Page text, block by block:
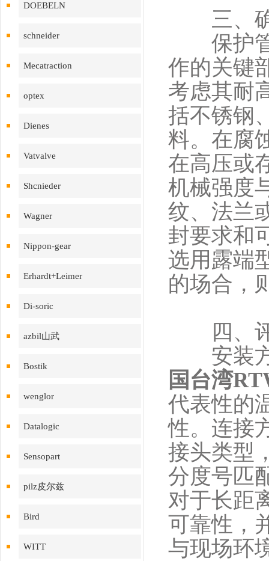
DOEBELN
schneider
Mecatraction
optex
Dienes
Vatvalve
Shcnieder
Wagner
Nippon-gear
Erhardt+Leimer
Di-soric
azbil山武
Bostik
wenglor
Datalogic
Sensopart
pilz皮尔兹
Bird
WITT
三、确
保护管
作的关键
考虑其耐
括不锈钢
料。在腐
在高压或
机械强度
纹、法兰
封要求和
选用露端
的场合，
四、评
安装方
国台湾
代表性的
性。连接
接头类型
分度号匹
对于长距
可靠性，
与现场环